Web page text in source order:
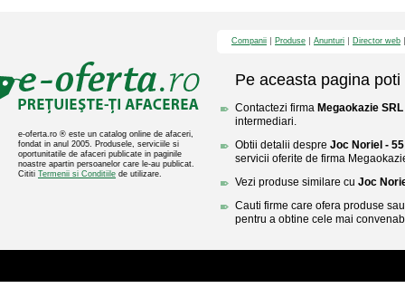
e-oferta.ro ® este un catalog online de afaceri,
fondat in anul 2005. Produsele, serviciile si
oportunitatile de afaceri publicate in paginile
noastre apartin persoanelor care le-au publicat.
Cititi Termenii si Conditiile de utilizare.
Companii Produse Anunturi Director web
Pe aceasta pagina poti
Contactezi firma Megaokazie SRL
intermediari.
Obtii detalii despre Joc Noriel -
servicii oferite de firma
Vezi produse similare cu Joc
Cauti firme care ofera produse
pentru a obtine cele mai